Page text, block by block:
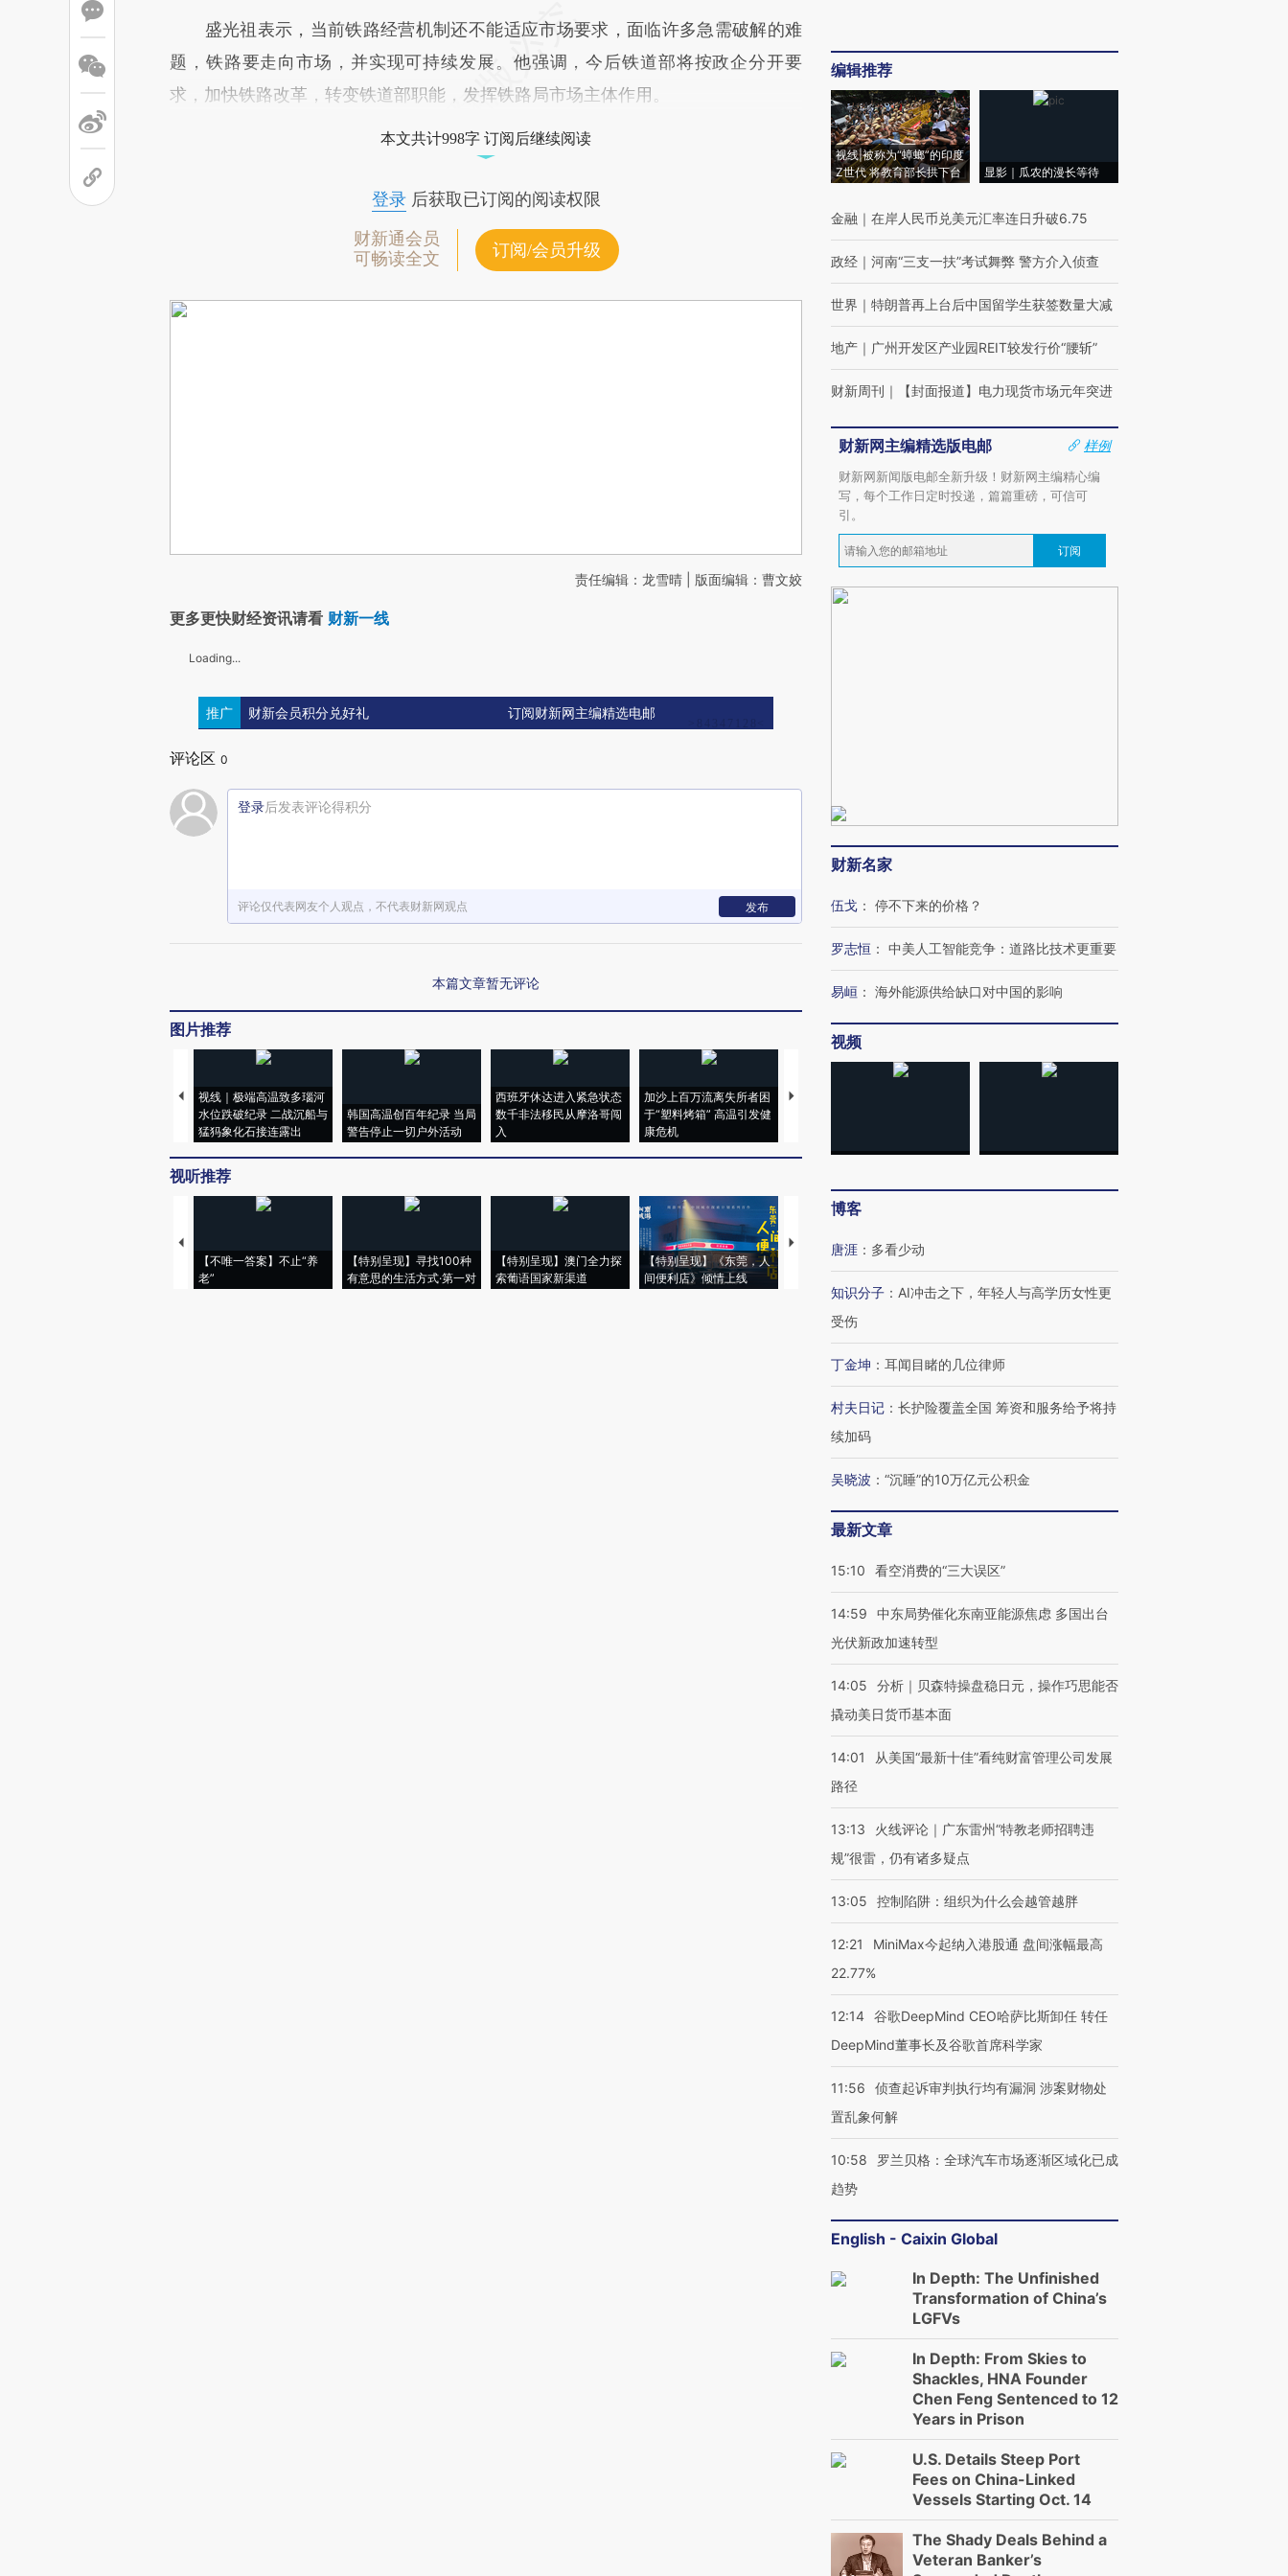
盛光祖表示，当前铁路经营机制还不能适应市场要求，面临许多急需破解的难
题，铁路要走向市场，并实现可持续发展。他强调，今后铁道部将按政企分开要
求，加快铁路改革，转变铁道部职能，发挥铁路局市场主体作用。
本文共计998字 订阅后继续阅读
登录后获取已订阅的阅读权限
财新通会员
可畅读全文
订阅/会员升级
责任编辑：龙雪晴 | 版面编辑：曹文姣
更多更快财经资讯请看 财新一线
Loading...
推广 财新会员积分兑好礼 订阅财新网主编精选电邮
评论区 0
登录后发表评论得积分
评论仅代表网友个人观点，不代表财新网观点 发布
本篇文章暂无评论
图片推荐
视线｜极端高温致多瑙河
水位跌破纪录 二战沉船与
猛犸象化石接连露出
韩国高温创百年纪录 当局
警告停止一切户外活动
西班牙休达进入紧急状态
数千非法移民从摩洛哥闯
入
加沙上百万流离失所者困
于“塑料烤箱” 高温引发健
康危机
马航飞行员跨国走私7万
视听推荐
【不唯一答案】不止“养
老”
【特别呈现】寻找100种
有意思的生活方式·第一对
【特别呈现】澳门全力探
索葡语国家新渠道
【特别呈现】《东莞，人
间便利店》倾情上线
【推广】走进第四届链博
会，让数智科技“链”接产
编辑推荐
视线|被称为“蟑螂”的印度
Z世代 将教育部长拱下台
显影｜瓜农的漫长等待
金融 ｜ 在岸人民币兑美元汇率连日升破6.75
政经 ｜ 河南“三支一扶”考试舞弊 警方介入侦查
世界 ｜ 特朗普再上台后中国留学生获签数量大减
地产 ｜ 广州开发区产业园REIT较发行价“腰斩”
财新周刊 ｜ 【封面报道】电力现货市场元年突进
财新网主编精选版电邮
样例
财新网新闻版电邮全新升级！财新网主编精心编
写，每个工作日定时投递，篇篇重磅，可信可
引。
订阅
财新名家
伍戈 ： 停不下来的价格？
罗志恒 ： 中美人工智能竞争：道路比技术更重要
易峘 ： 海外能源供给缺口对中国的影响
视频
博客
唐涯 ： 多看少动
知识分子 ： AI冲击之下，年轻人与高学历女性更
受伤
丁金坤 ： 耳闻目睹的几位律师
村夫日记 ： 长护险覆盖全国 筹资和服务给予将持
续加码
吴晓波 ： “沉睡”的10万亿元公积金
最新文章
15:10 看空消费的“三大误区”
14:59
中东局势催化东南亚能源焦虑 多国出台
光伏新政加速转型
14:05
分析｜贝森特操盘稳日元，操作巧思能否
撬动美日货币基本面
14:01
从美国“最新十佳”看纯财富管理公司发展
路径
13:13
火线评论｜广东雷州“特教老师招聘违
规”很雷，仍有诸多疑点
13:05 控制陷阱：组织为什么会越管越胖
12:21
MiniMax今起纳入港股通 盘间涨幅最高
22.77%
12:14 谷歌DeepMind CEO哈萨比斯卸任 转任
DeepMind董事长及谷歌首席科学家
11:56
侦查起诉审判执行均有漏洞 涉案财物处
置乱象何解
10:58
罗兰贝格：全球汽车市场逐渐区域化已成
趋势
English - Caixin Global
In Depth: The Unfinished
Transformation of China’s
LGFVs
In Depth: From Skies to
Shackles, HNA Founder
Chen Feng Sentenced to 12
Years in Prison
U.S. Details Steep Port
Fees on China-Linked
Vessels Starting Oct. 14
The Shady Deals Behind a
Veteran Banker’s